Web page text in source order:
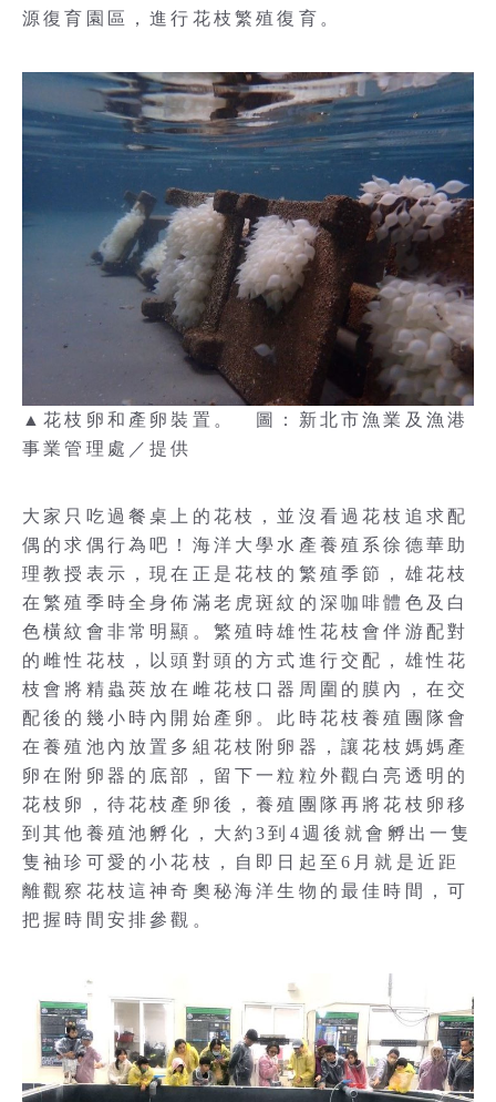
源復育園區，進行花枝繁殖復育。
▲花枝卵和產卵裝置。 圖：新北市漁業及漁港
事業管理處／提供
大家只吃過餐桌上的花枝，並沒看過花枝追求配
偶的求偶行為吧！海洋大學水產養殖系徐德華助
理教授表示，現在正是花枝的繁殖季節，雄花枝
在繁殖季時全身佈滿老虎斑紋的深咖啡體色及白
色橫紋會非常明顯。繁殖時雄性花枝會伴游配對
的雌性花枝，以頭對頭的方式進行交配，雄性花
枝會將精蟲莢放在雌花枝口器周圍的膜內，在交
配後的幾小時內開始產卵。此時花枝養殖團隊會
在養殖池內放置多組花枝附卵器，讓花枝媽媽產
卵在附卵器的底部，留下一粒粒外觀白亮透明的
花枝卵，待花枝產卵後，養殖團隊再將花枝卵移
到其他養殖池孵化，大約3到4週後就會孵出一隻
隻袖珍可愛的小花枝，自即日起至6月就是近距
離觀察花枝這神奇奧秘海洋生物的最佳時間，可
把握時間安排參觀。